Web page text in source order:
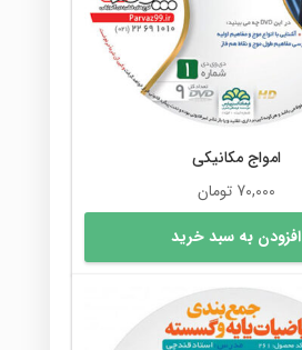
امواج مکانیکی
70,000 تومان
افزودن به سبد خرید